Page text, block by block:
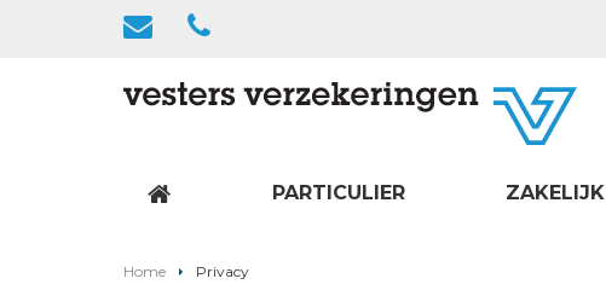
PARTICULIER ZAKELIJK
Home Privacy